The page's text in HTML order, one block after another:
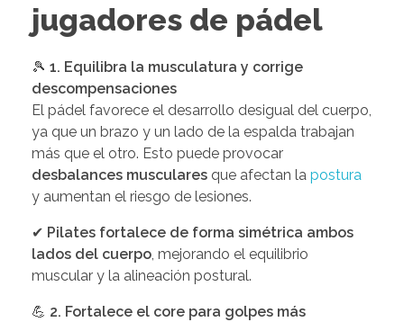
jugadores de pádel
🎾 1. Equilibra la musculatura y corrige
descompensaciones
El pádel favorece el desarrollo desigual del cuerpo,
ya que un brazo y un lado de la espalda trabajan
más que el otro. Esto puede provocar
desbalances musculares que afectan la postura
y aumentan el riesgo de lesiones.
✔ Pilates fortalece de forma simétrica ambos
lados del cuerpo, mejorando el equilibrio
muscular y la alineación postural.
💪 2. Fortalece el core para golpes más